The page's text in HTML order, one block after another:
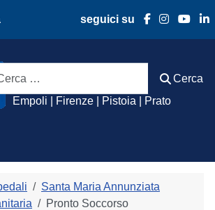
seguici su
Azienda Usl
Empoli | Firenze | Pistoia | Prato
Cerca
Santa Maria Annunziata
Pronto Soccorso